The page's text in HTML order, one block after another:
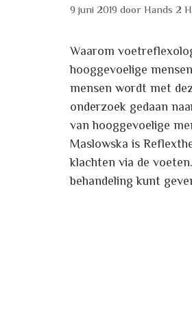
9 juni 2019 door Hands 2
Waarom
hooggevoelige
mensen wordt met
onderzoek gedaan
van hooggevoelige
Maslowska is
klachten via de
behandeling kunt